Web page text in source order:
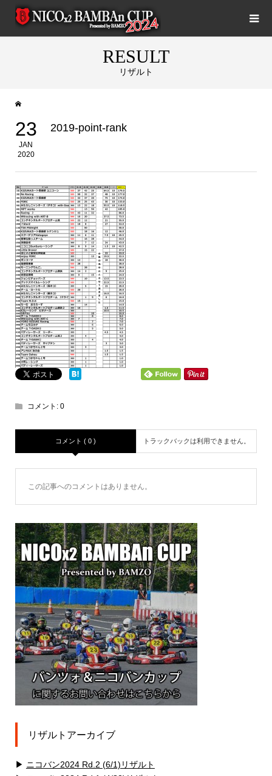
RESULT
リザルト
23
JAN
2020
2019-point-rank
コメント: 0
コメント ( 0 ) トラックバックは利用できません。
この記事へのコメントはありません。
リザルトアーカイブ
▶ ニコバン2024 Rd.2 (6/1)リザルト